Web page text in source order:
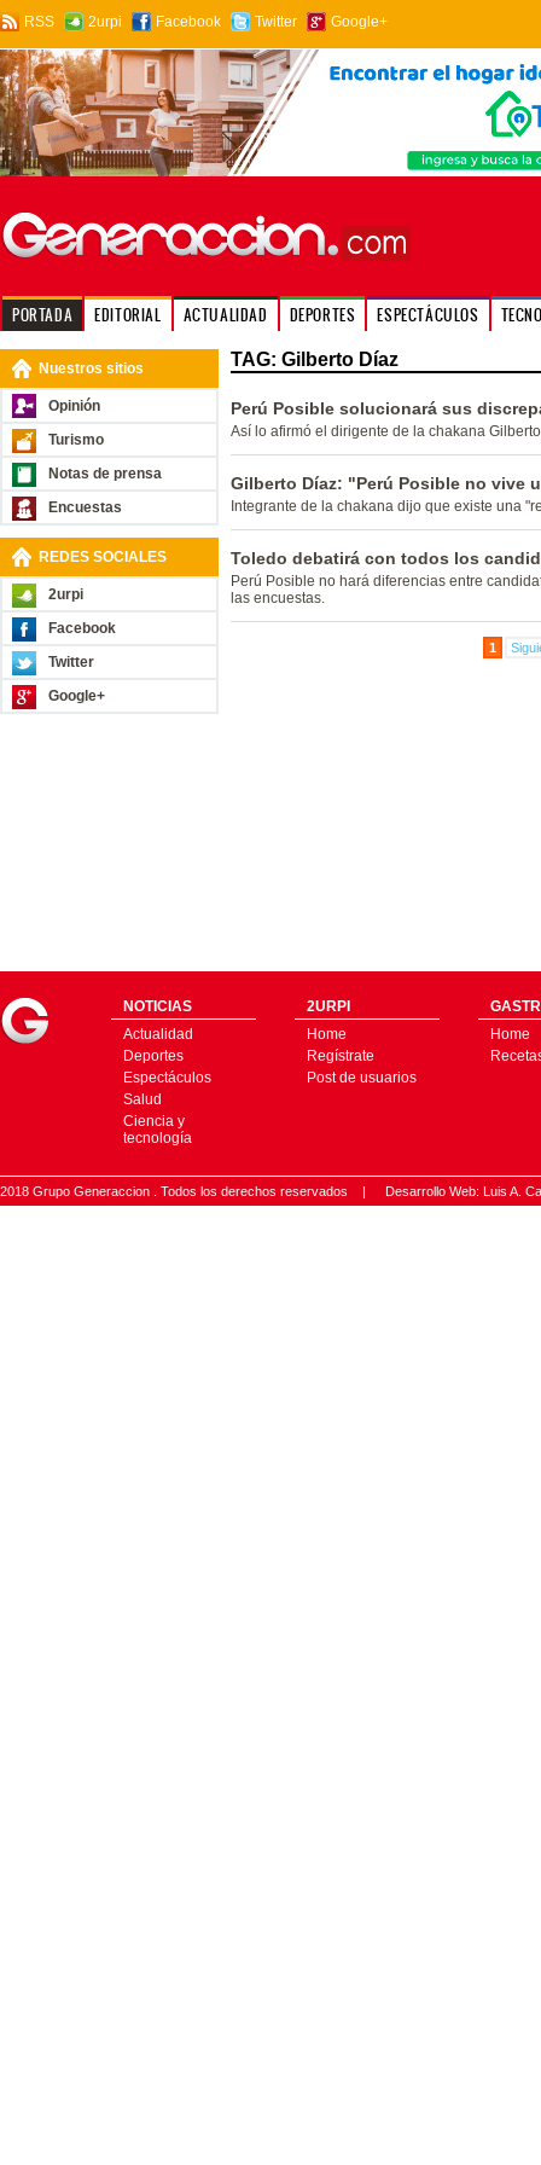
RSS 2urpi Facebook Twitter Google+
PORTADA EDITORIAL ACTUALIDAD DEPORTES ESPECTÁCULOS
Nuestros sitios
Opinión
Turismo
Notas de prensa
Encuestas
REDES SOCIALES
2urpi
Facebook
Twitter
Google+
TAG: Gilberto Díaz
Perú Posible solucionará sus
Así lo afirmó el dirigente de la chakana
Gilberto Díaz: "Perú Posible no vive
Integrante de la chakana dijo que existe una
Toledo debatirá con todos los
Perú Posible no hará diferencias entre
las encuestas.
1
NOTICIAS
Actualidad
Deportes
Espectáculos
Salud
Ciencia y
tecnología
2URPI
Home
Regístrate
Post de usuarios
Home
2018 Grupo Generaccion . Todos los derechos reservados | Desarrollo Web: Luis